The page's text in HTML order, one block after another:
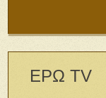
ΕΡΩ TV